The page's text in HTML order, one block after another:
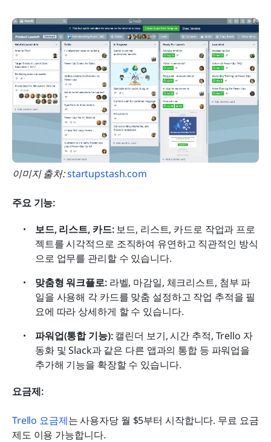
이미지 출처: startupstash.com
주요 기능:
보드, 리스트, 카드: 보드, 리스트, 카드로 작업과 프로
젝트를 시각적으로 조직하여 유연하고 직관적인 방식
으로 업무를 관리할 수 있습니다.
맞춤형 워크플로: 라벨, 마감일, 체크리스트, 첨부 파
일을 사용해 각 카드를 맞춤 설정하고 작업 추적을 필
요에 따라 상세하게 할 수 있습니다.
파워업(통합 기능): 캘린더 보기, 시간 추적, Trello 자
동화 및 Slack과 같은 다른 앱과의 통합 등 파워업을
추가해 기능을 확장할 수 있습니다.
요금제:
Trello 요금제는 사용자당 월 $5부터 시작합니다. 무료 요금
제도 이용 가능합니다.